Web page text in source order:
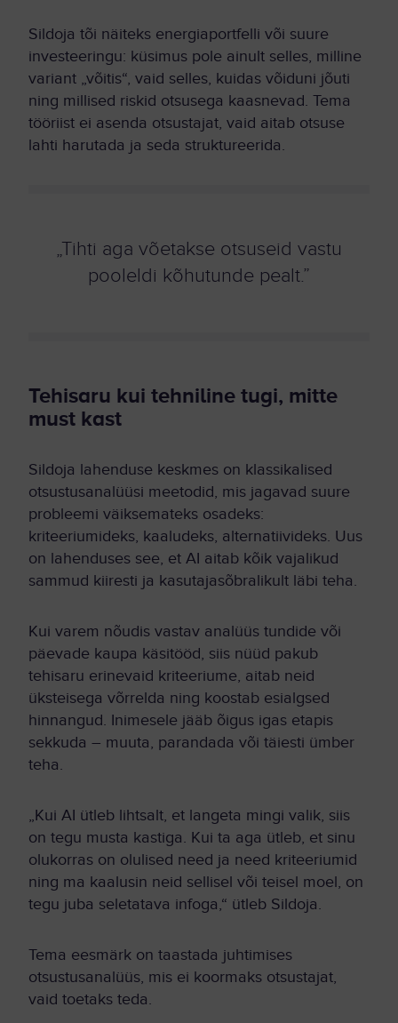
Sildoja tõi näiteks energiaportfelli või suure
investeeringu: küsimus pole ainult selles, milline
variant „võitis“, vaid selles, kuidas võiduni jõuti
ning millised riskid otsusega kaasnevad. Tema
tööriist ei asenda otsustajat, vaid aitab otsuse
lahti harutada ja seda struktureerida.
„Tihti aga võetakse otsuseid vastu
pooleldi kõhutunde pealt.”
Tehisaru kui tehniline tugi, mitte
must kast
Sildoja lahenduse keskmes on klassikalised
otsustusanalüüsi meetodid, mis jagavad suure
probleemi väiksemateks osadeks:
kriteeriumideks, kaaludeks, alternatiivideks. Uus
on lahenduses see, et AI aitab kõik vajalikud
sammud kiiresti ja kasutajasõbralikult läbi teha.
Kui varem nõudis vastav analüüs tundide või
päevade kaupa käsitööd, siis nüüd pakub
tehisaru erinevaid kriteeriume, aitab neid
üksteisega võrrelda ning koostab esialgsed
hinnangud. Inimesele jääb õigus igas etapis
sekkuda – muuta, parandada või täiesti ümber
teha.
„Kui AI ütleb lihtsalt, et langeta mingi valik, siis
on tegu musta kastiga. Kui ta aga ütleb, et sinu
olukorras on olulised need ja need kriteeriumid
ning ma kaalusin neid sellisel või teisel moel, on
tegu juba seletatava infoga,“ ütleb Sildoja.
Tema eesmärk on taastada juhtimises
otsustusanalüüs, mis ei koormaks otsustajat,
vaid toetaks teda.